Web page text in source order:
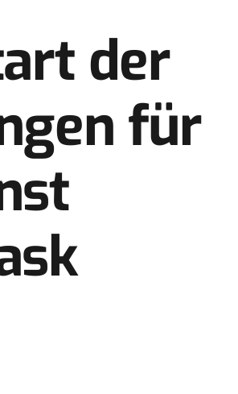
der
für